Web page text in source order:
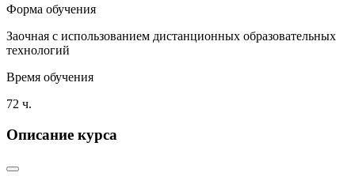
Форма обучения
Заочная с использованием дистанционных образовательных
технологий
Время обучения
72 ч.
Описание курса